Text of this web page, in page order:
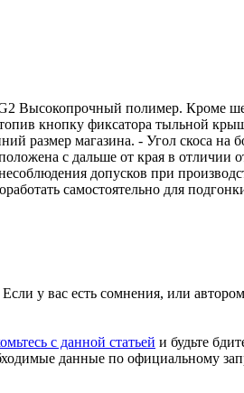
Высокопрочный полимер. Кроме
кнопку фиксатора тыльной
размер магазина. - Угол скоса на
с дальше от края в
допусков при
самостоятельно для
Если у вас есть сомнения, или
с данной статьей и будьте
данные по официальному